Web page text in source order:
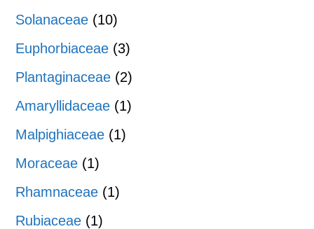
Solanaceae (10)
Euphorbiaceae (3)
Plantaginaceae (2)
Amaryllidaceae (1)
Malpighiaceae (1)
Moraceae (1)
Rhamnaceae (1)
Rubiaceae (1)